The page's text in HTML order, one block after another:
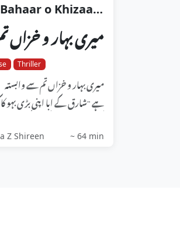
Meri Bahaar o Khizaan Tum Sey Wabasta Hai
میری بہار و
Thriller
میری بہار و خزاں تم سے وابستہ
ہے "شارق کے ابا اپنی بڑی بہو
Z Shireen ~ 64 min